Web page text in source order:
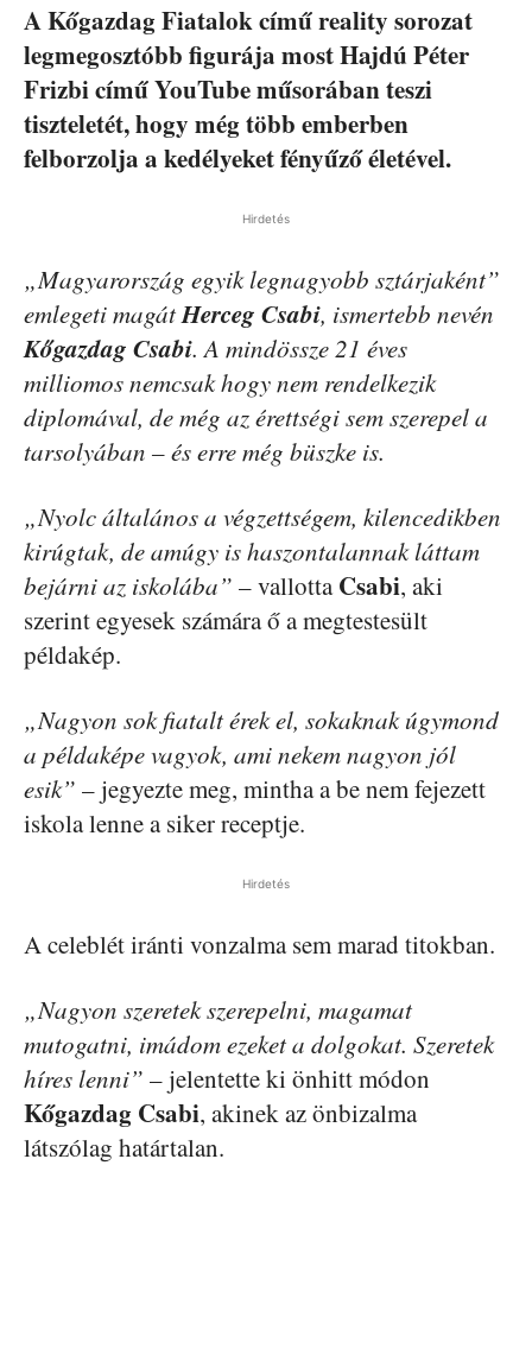
A Kőgazdag Fiatalok című reality sorozat
legmegosztóbb figurája most Hajdú Péter
Frizbi című YouTube műsorában teszi
tiszteletét, hogy még több emberben
felborzolja a kedélyeket fényűző életével.
Hirdetés
„Magyarország egyik legnagyobb sztárjaként”
emlegeti magátHerceg Csabi, ismertebb nevén
Kőgazdag Csabi. A mindössze 21 éves
milliomos nemcsak hogy nem rendelkezik
diplomával, de még az érettségi sem szerepel a
tarsolyában – és erre még büszke is.
„Nyolc általános a végzettségem, kilencedikben
kirúgtak, de amúgy is haszontalannak láttam
bejárni az iskolába” – vallottaCsabi, aki
szerint egyesek számára ő a megtestesült
példakép.
„Nagyon sok fiatalt érek el, sokaknak úgymond
a példaképe vagyok, ami nekem nagyon jól
esik” – jegyezte meg, mintha a be nem fejezett
iskola lenne a siker receptje.
Hirdetés
A celeblét iránti vonzalma sem marad titokban.
„Nagyon szeretek szerepelni, magamat
mutogatni, imádom ezeket a dolgokat. Szeretek
híres lenni” – jelentette ki önhitt módon
Kőgazdag Csabi, akinek az önbizalma
látszólag határtalan.